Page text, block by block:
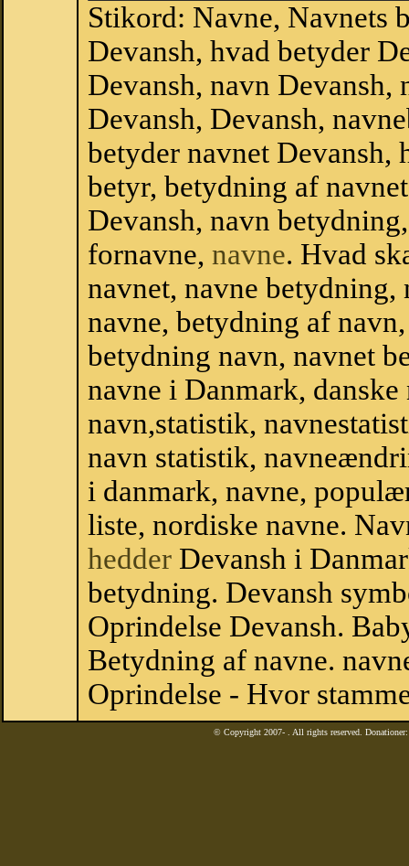
Stikord: Navne, Navnets
Devansh, hvad betyder
Devansh, navn Devansh,
Devansh, Devansh,
betyder navnet Devansh,
betyr, betydning af
Devansh, navn
fornavne, navne. Hvad
navnet, navne
navne, betydning af
betydning navn, navnet
navne i Danmark,
navn,statistik,
navn statistik,
i danmark, navne,
liste, nordiske navne.
hedder Devansh i
betydning. Devansh
Oprindelse Devansh.
Betydning af navne.
Oprindelse - Hvor
© Copyright 2007- . All rights reserved.